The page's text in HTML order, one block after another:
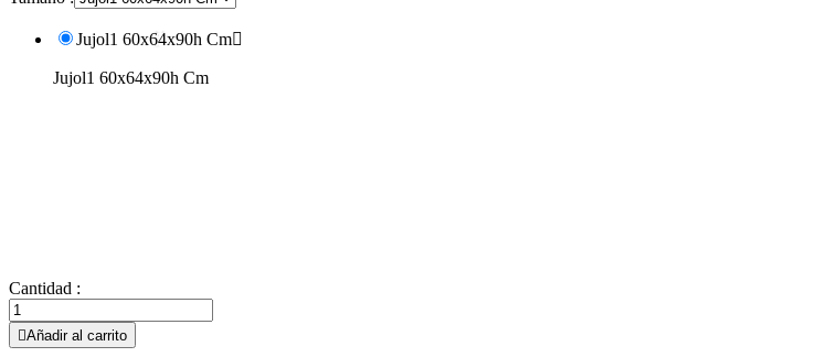
Jujol1 60x64x90h Cm
Jujol1 60x64x90h Cm
Cantidad :
Añadir al carrito